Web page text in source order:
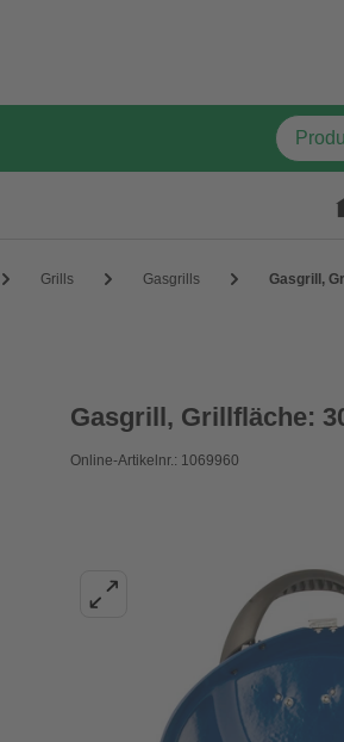
Grills Gasgrills Gasgrill,
Gasgrill, Grillfläche:
Online-Artikelnr.: 1069960